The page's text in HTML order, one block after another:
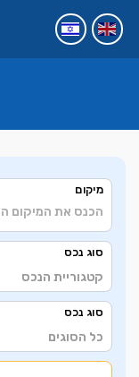
2
מיקום
סוג נכס
קטגוריית הנכס
סוג נכס
כל הסוגים